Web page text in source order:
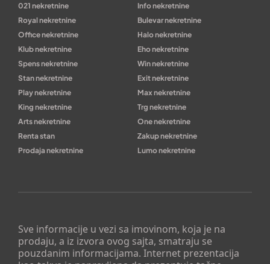
Sve informacije u vezi sa imovinom, koja je na
prodaju, a iz izvora ovog sajta, smatraju se
pouzdanim informacijama. Internet prezentacija
021 nekretnine
Info nekretnine
Royal nekretnine
Bulevar nekretnine
Office nekretnine
Halo nekretnine
Klub nekretnine
Eho nekretnine
Spens nekretnine
Win nekretnine
Stan nekretnine
Exit nekretnine
Play nekretnine
Max nekretnine
King nekretnine
Trg nekretnine
Arts nekretnine
One nekretnine
Renta stan
Zakup nekretnine
Prodaja nekretnine
Lumo nekretnine